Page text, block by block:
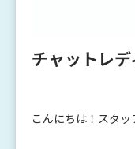
チャットレ
こんにちは！スタッ